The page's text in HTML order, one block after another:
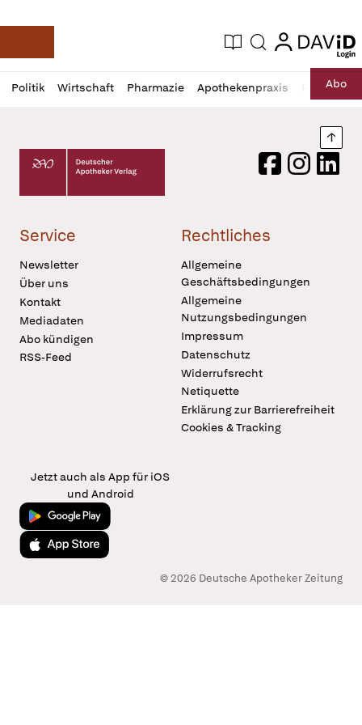
Deutsche Apotheker Zeitung
Aktuelle Ausgabe
Suche login
login
Politik Wirtschaft Pharmazie Apothekenpraxis RechtAbo
Profil
öffnen
Daz
Pur
Deutscher Apotheker Verlag Logo
FacebookInstagram
Service
Newsletter
Über uns
Kontakt
Mediadaten
Abo kündigen
RSS-Feed
Rechtliches
Allgemeine
Geschäftsbedingungen
Allgemeine
Nutzungsbedingungen
Impressum
Datenschutz
Widerrufsrecht
Netiquette
Erklärung zur Barrierefreiheit
Cookies & Tracking
Jetzt auch als App für iOS
und Android
Jetzt bei Google Play
Laden im App Store
© 2026 Deutsche Apotheker Zeitung